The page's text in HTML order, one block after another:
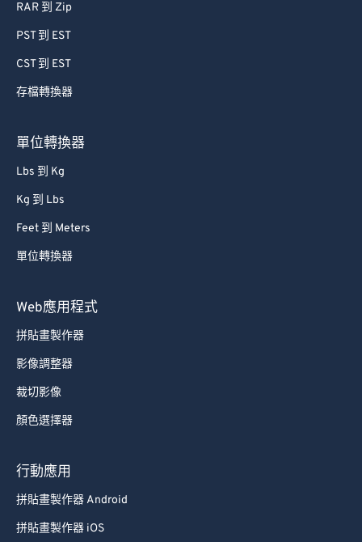
RAR 到 Zip
PST 到 EST
CST 到 EST
存檔轉換器
單位轉換器
Lbs 到 Kg
Kg 到 Lbs
Feet 到 Meters
單位轉換器
Web應用程式
拼貼畫製作器
影像調整器
裁切影像
顏色選擇器
行動應用
拼貼畫製作器 Android
拼貼畫製作器 iOS